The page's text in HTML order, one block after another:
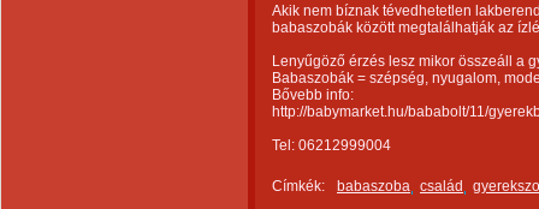
Akik nem bíznak tévedhetetlen
babaszobák között megtalálhatják az
Lenyűgöző érzés lesz mikor összeáll a
Babaszobák = szépség, nyugalom,
Bővebb info:
http://babymarket.hu/bababolt/11/
Tel: 06212999004
Címkék: babaszoba család